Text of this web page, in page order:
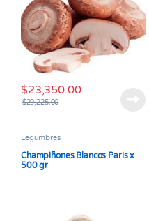
$23,350.00
$29,225.00
Legumbres
Champiñones Blancos Paris x
500 gr